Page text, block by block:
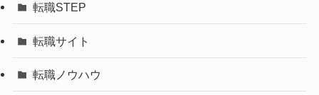
転職STEP
転職サイト
転職ノウハウ